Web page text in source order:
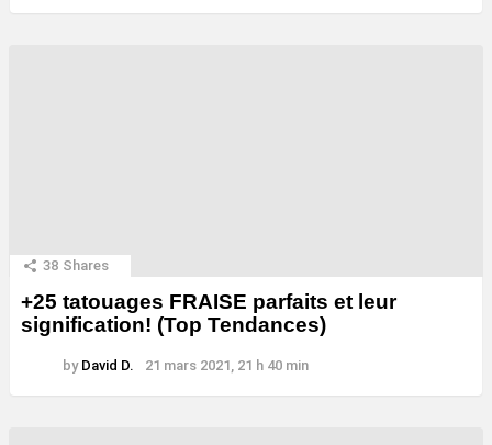
38 Shares
+25 tatouages ​​FRAISE parfaits et leur
signification! (Top Tendances)
by David D. 21 mars 2021, 21 h 40 min